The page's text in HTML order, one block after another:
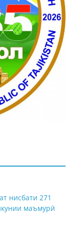
нисбати 271
маъмурӣ